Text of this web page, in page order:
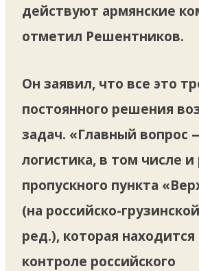
действуют армянские
отметил Решентников.
Он заявил, что все это
постоянного решения
задач. «Главный вопрос
логистика, в том числе и
пропускного пункта
(на российско-
ред.), которая
контроле российского